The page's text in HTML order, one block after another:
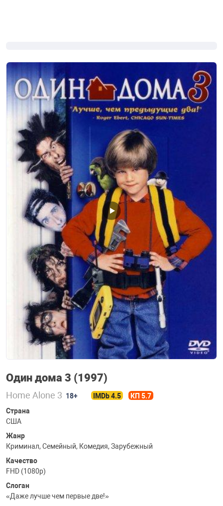
Один дома 3 (1997)
Home Alone 3 18+ IMDb 4.5
КП 5.7
Страна
США
Жанр
Криминал, Семейный, Комедия, Зарубежный
Качество
FHD (1080p)
Слоган
«Даже лучше чем первые две!»